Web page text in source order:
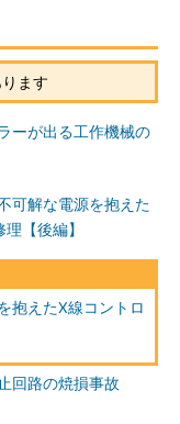
ます
ーが出る工作機械の
可解な電源を抱えた
【後編】
抱えたX線コントロ
回路の焼損事故